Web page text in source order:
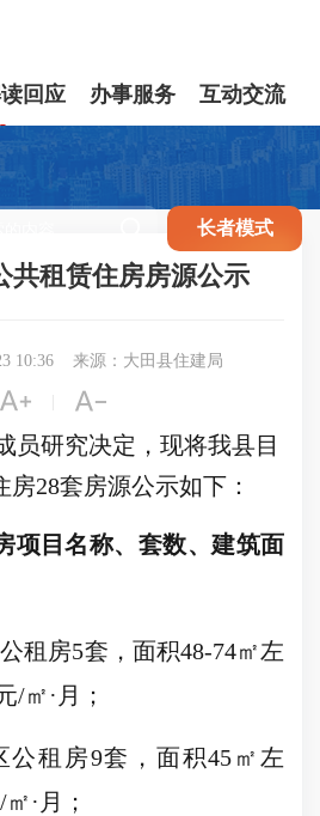
回应 办事服务 互动交流
长者模式
共租赁住房房源公示
10:36 来源：大田县住建局
 
员研究决定，现将我县目
房28套房源公示如下：
项目名称、套数、建筑面
租房5套，面积48-74㎡左
/㎡·月；
公租房9套，面积45 ㎡左
/㎡·月；